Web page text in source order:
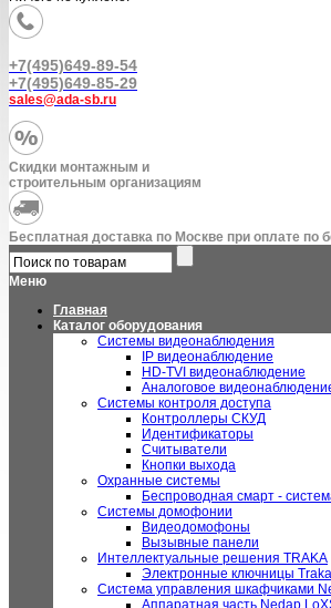
+7(495)649-89-54
+7(495)649-85-29
sales@ada-sb.ru
Скидки монтажным и
строительным организациям
Бесплатная доставка по Москве при оплате по
Меню
Главная
Каталог оборудования
Системы видеонаблюдения
IP видеонаблюдение
HD-TVI видеонаблюдение
Аналоговое
Системы контроля доступа
Контроллеры СКУД
Идентификаторы
Считыватели
Кнопки выхода
Охранные системы
Беспроводная смарт -
Системы домофонии
Видеодомофоны
Вызывные панели
Интеллектуальные решения TRAKA
Электронные ключницы Traka
Система управления шкафчиками
Аппаратная часть Nedap